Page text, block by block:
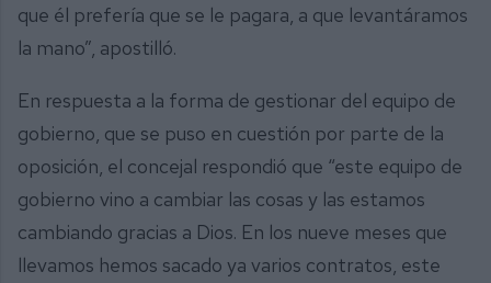
que él prefería que se le pagara, a que levantáramos
la mano”, apostilló.
En respuesta a la forma de gestionar del equipo de
gobierno, que se puso en cuestión por parte de la
oposición, el concejal respondió que “este equipo de
gobierno vino a cambiar las cosas y las estamos
cambiando gracias a Dios. En los nueve meses que
llevamos hemos sacado ya varios contratos, este